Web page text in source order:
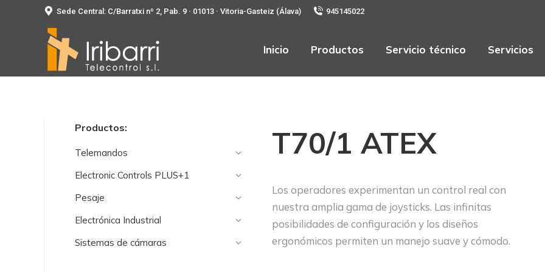
Sede Central: C/Barratxi nº 2, Pab. 9 · 01013 · Vitoria-Gasteiz (Álava) 945145022
Inicio Productos Servicio técnico Servicios
T70/1 ATEX
Los operadores experimentan un control real con
nuestra amplia gama de joysticks. Las infinitas
posibilidades de configuración y los diseños
ergonómicos permiten un manejo suave y cómodo.
Productos:
Telemandos
Electronic Controls PLUS+1
Pesaje
Electrónica Industrial
Sistemas de cámaras